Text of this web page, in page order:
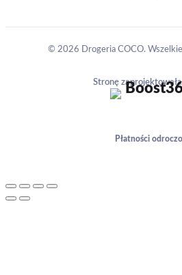
© 2026 Drogeria COCO.
Stronę
Płatności